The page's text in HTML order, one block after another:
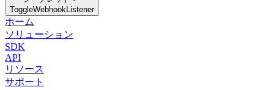
ToggleWebhookListener
ホーム
ソリューション
SDK
API
リソース
サポート